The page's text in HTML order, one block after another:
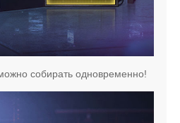
собирать одновременно!